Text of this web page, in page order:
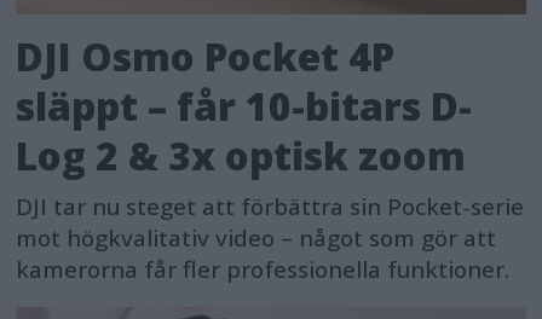
DJI Osmo Pocket 4P
släppt – får 10-bitars D-
Log 2 & 3x optisk zoom
DJI tar nu steget att förbättra sin Pocket-serie
mot högkvalitativ video – något som gör att
kamerorna får fler professionella funktioner.